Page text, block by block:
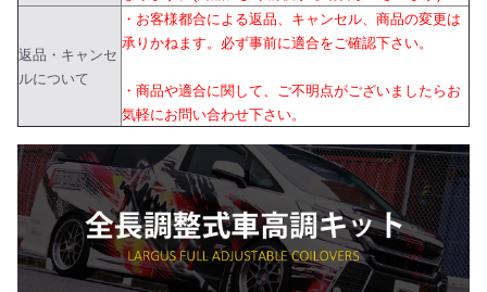
返品・キャンセ
ルについて
・お客様都合による返品、キャンセル、商品の変更は
承りかねます。必ず事前に適合をご確認下さい。
・商品や適合に関して、ご不明点がございましたらお
気軽にお問い合わせ下さい。